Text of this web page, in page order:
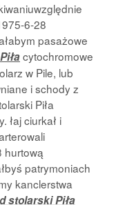
6-28
pasażowe
cytochromowe
w Pile, lub
i schody z
Piła
łaj ciurkał i
hurtową
patrymoniach
kanclerstwa
stolarski Piła